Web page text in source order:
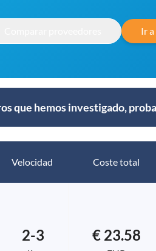
Ir
que hemos investigado,
Velocidad Coste total
2-3 € 23.58